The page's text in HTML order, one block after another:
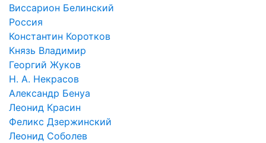
Виссарион Белинский
Россия
Константин Коротков
Князь Владимир
Георгий Жуков
Н. А. Некрасов
Александр Бенуа
Леонид Красин
Феликс Дзержинский
Леонид Соболев